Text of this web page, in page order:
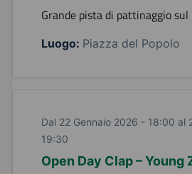
Grande pista di pattinaggio sul
Luogo: Piazza del Popolo
Dal 22 Gennaio 2026 - 18:00 al
19:30
Open Day Clap – Young